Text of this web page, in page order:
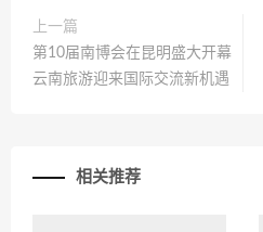
上一篇
第10届南博会在昆明盛大开幕
云南旅游迎来国际交流新机遇
相关推荐